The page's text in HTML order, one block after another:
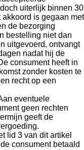
uiterlijk binnen 30
is gegaan met
de bezorging
bestelling niet dan
uitgevoerd, ontvangt
nadat hij de
consument heeft in
zonder kosten te
recht op een
eventuele
geen rechten
geeft de
lid 3 van dit artikel
consument betaald